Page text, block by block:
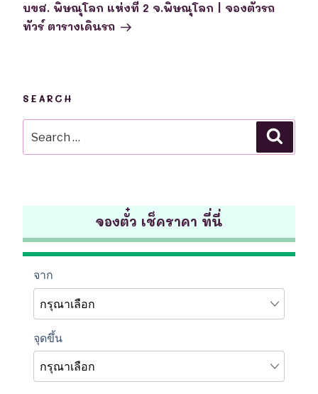
บขส. พิษณุโลก แห่งที่ 2 จ.พิษณุโลก | จองตั๋วรถ
ทัวร์ ตารางเดินรถ
SEARCH
for:
จองตั๋ว เช็คราคา ที่นี่